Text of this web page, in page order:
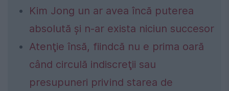
Kim Jong un ar avea încă puterea
absolută şi n-ar exista niciun succesor
Atenţie însă, fiindcă nu e prima oară
când circulă indiscreţii sau
presupuneri privind starea de